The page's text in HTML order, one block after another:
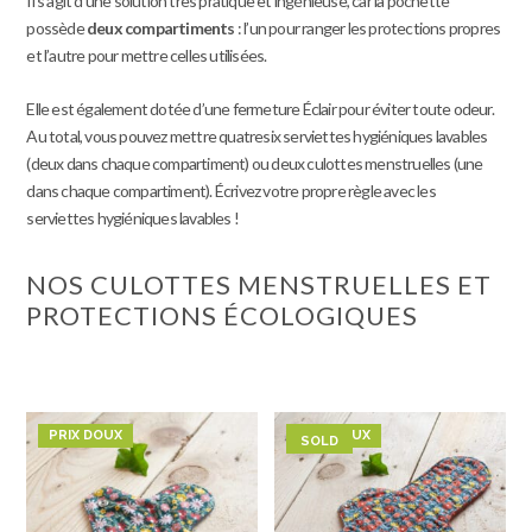
possèdedeux compartiments : l’un pour ranger les protections propres
et l’autre pour mettre celles utilisées.
Elle est également dotée d’une fermeture Éclair pour éviter toute odeur.
Au total, vous pouvez mettre quatresix serviettes hygiéniques lavables
(deux dans chaque compartiment) ou deux culottes menstruelles (une
dans chaque compartiment). Écrivez votre propre règle avec les
serviettes hygiéniques lavables !
NOS CULOTTES MENSTRUELLES ET
PROTECTIONS ÉCOLOGIQUES
PRIX DOUX PRIX DOUX